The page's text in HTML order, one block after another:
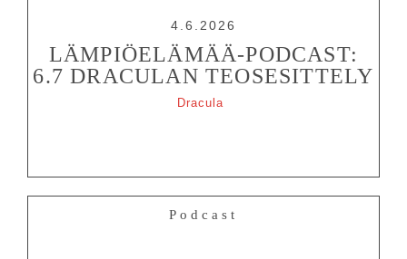
4.6.2026
LÄMPIÖELÄMÄÄ-PODCAST:
6.7 DRACULAN TEOSESITTELY
Dracula
Podcast